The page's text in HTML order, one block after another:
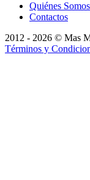
Quiénes Somos
Contactos
2012 - 2026 © Mas
Términos y